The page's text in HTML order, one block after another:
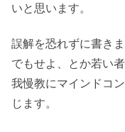
いと思います。
誤解を恐れずに書き
でもせよ、とか若い
我慢教にマインドコ
じます。